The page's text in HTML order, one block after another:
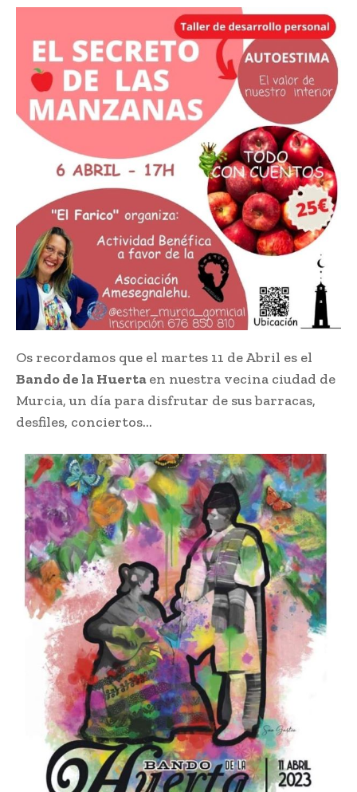
Os recordamos que el martes 11 de Abril es el
Bando de la Huertaen nuestra vecina ciudad de
Murcia, un día para disfrutar de sus barracas,
desfiles, conciertos…